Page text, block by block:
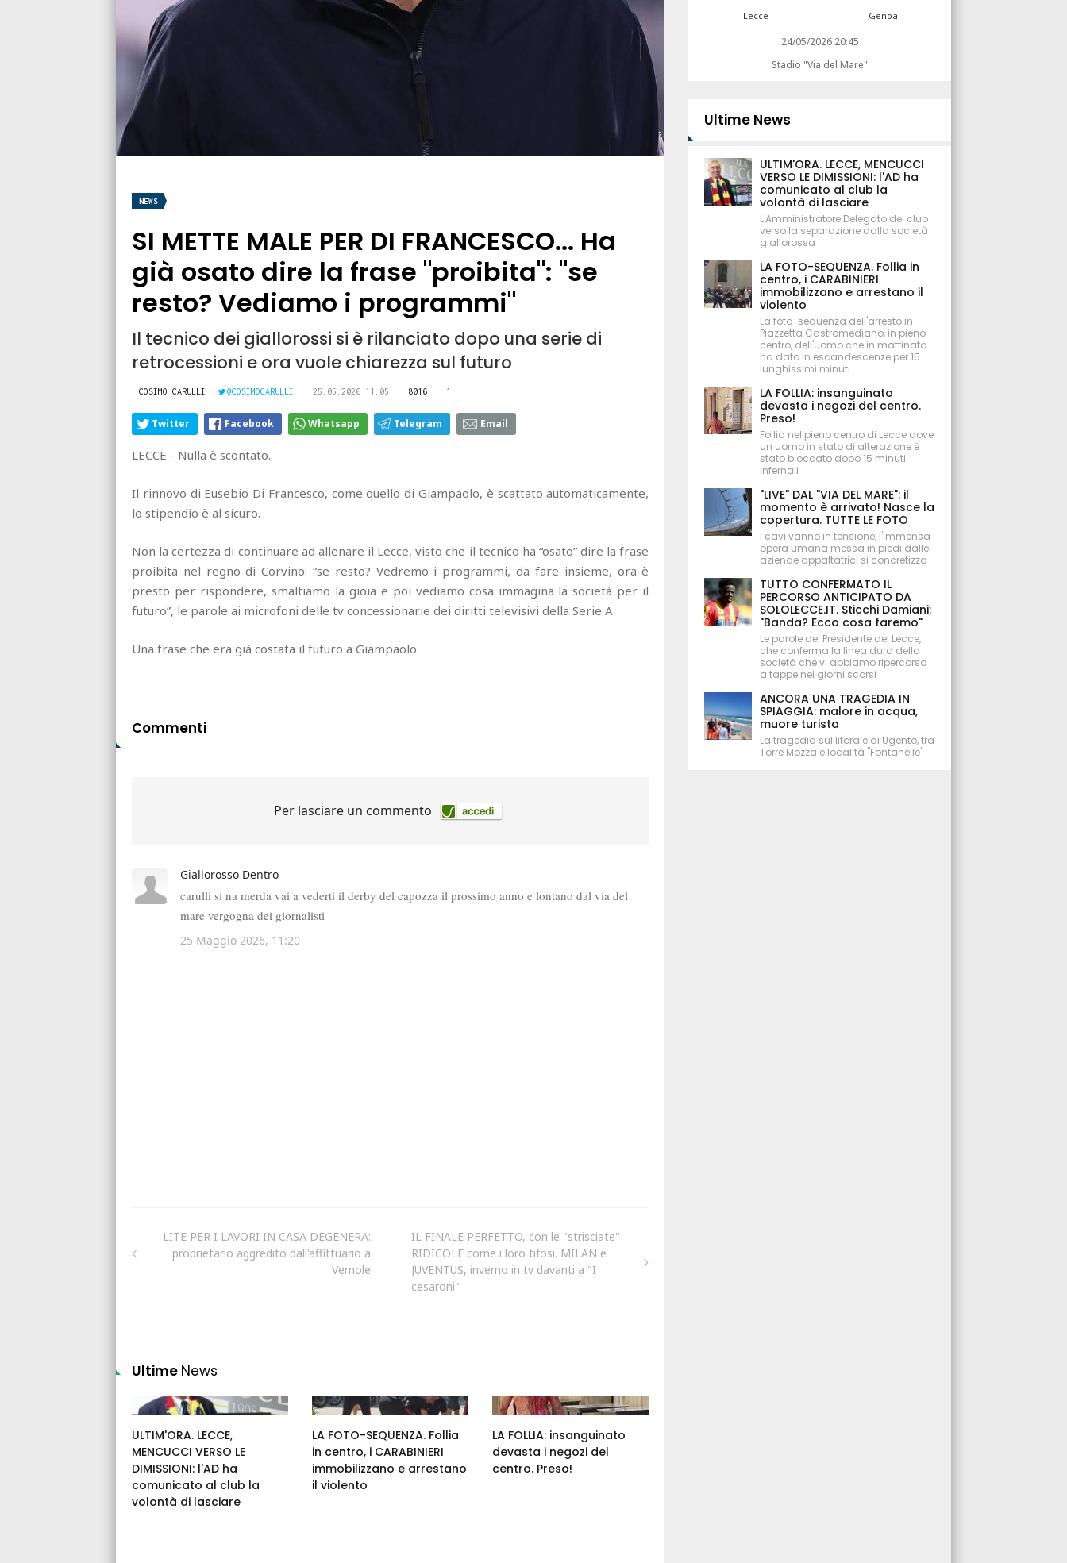
NEWS
SI METTE MALE PER DI FRANCESCO... Ha
già osato dire la frase "proibita": "se
resto? Vediamo i programmi"
Il tecnico dei giallorossi si è rilanciato dopo una serie di
retrocessioni e ora vuole chiarezza sul futuro
COSIMO CARULLI @COSIMOCARULLI 25.05.2026 11:05 8016 1
Twitter Facebook Whatsapp Telegram Email
LECCE - Nulla è scontato.
Il rinnovo di Eusebio Di Francesco, come quello di Giampaolo, è scattato automaticamente,
lo stipendio è al sicuro.
Non la certezza di continuare ad allenare il Lecce, visto che il tecnico ha “osato” dire la frase
proibita nel regno di Corvino: “se resto? Vedremo i programmi, da fare insieme, ora è
presto per rispondere, smaltiamo la gioia e poi vediamo cosa immagina la società per il
futuro”, le parole ai microfoni delle tv concessionarie dei diritti televisivi della Serie A.
Una frase che era già costata il futuro a Giampaolo.
Commenti
LITE PER I LAVORI IN CASA DEGENERA:
proprietario aggredito dall'affittuario a
Vernole
IL FINALE PERFETTO, con le "strisciate"
RIDICOLE come i loro tifosi. MILAN e
JUVENTUS, inverno in tv davanti a "I
cesaroni"
Ultime News
ULTIM'ORA. LECCE,
MENCUCCI VERSO LE
DIMISSIONI: l'AD ha
comunicato al club la
volontà di lasciare
LA FOTO-SEQUENZA. Follia
in centro, i CARABINIERI
immobilizzano e arrestano
il violento
LA FOLLIA: insanguinato
devasta i negozi del
centro. Preso!
Lecce Genoa
24/05/2026 20:45
Stadio "Via del Mare"
Ultime News
ULTIM'ORA. LECCE, MENCUCCI
VERSO LE DIMISSIONI: l'AD ha
comunicato al club la
volontà di lasciare
L'Amministratore Delegato del club
verso la separazione dalla società
giallorossa
LA FOTO-SEQUENZA. Follia in
centro, i CARABINIERI
immobilizzano e arrestano il
violento
La foto-sequenza dell'arresto in
Piazzetta Castromediano, in pieno
centro, dell'uomo che in mattinata
ha dato in escandescenze per 15
lunghissimi minuti
LA FOLLIA: insanguinato
devasta i negozi del centro.
Preso!
Follia nel pieno centro di Lecce dove
un uomo in stato di alterazione è
stato bloccato dopo 15 minuti
infernali
"LIVE" DAL "VIA DEL MARE": il
momento è arrivato! Nasce la
copertura. TUTTE LE FOTO
I cavi vanno in tensione, l'immensa
opera umana messa in piedi dalle
aziende appaltatrici si concretizza
TUTTO CONFERMATO IL
PERCORSO ANTICIPATO DA
SOLOLECCE.IT. Sticchi Damiani:
"Banda? Ecco cosa faremo"
Le parole del Presidente del Lecce,
che conferma la linea dura della
società che vi abbiamo ripercorso
a tappe nei giorni scorsi
ANCORA UNA TRAGEDIA IN
SPIAGGIA: malore in acqua,
muore turista
La tragedia sul litorale di Ugento, tra
Torre Mozza e località "Fontanelle"